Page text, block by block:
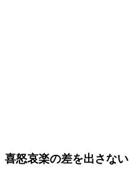
喜怒哀楽の差を出さない